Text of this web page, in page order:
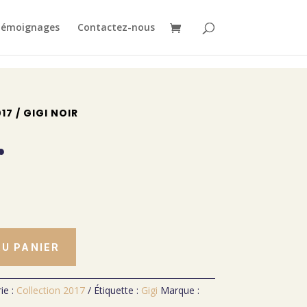
Contactez-nous
/ GIGI NOIR
PANIER
: Collection 2017 Étiquette : Gigi Marque :